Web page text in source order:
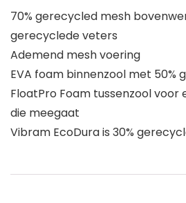
70% gerecycled mesh
gerecyclede veters
Ademend mesh voering
EVA foam binnenzool met 50%
FloatPro Foam tussenzool
die meegaat
Vibram EcoDura is 30%